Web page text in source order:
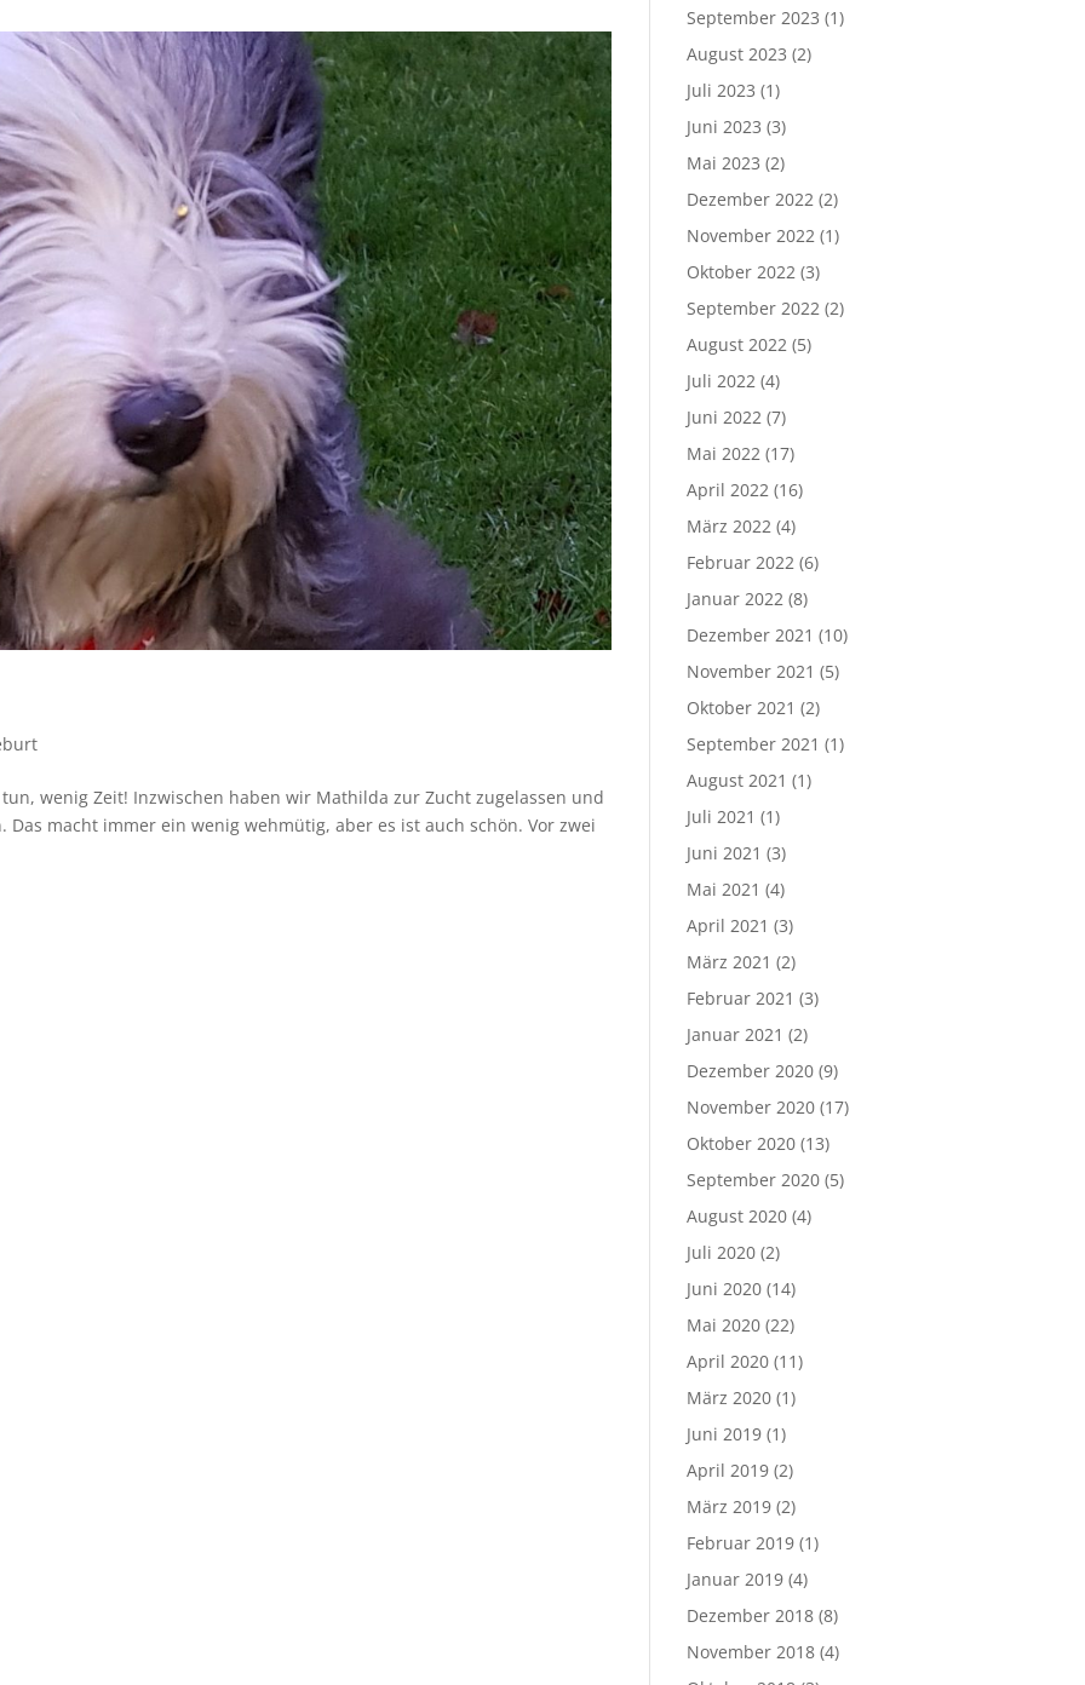
wenig Zeit! Inzwischen haben wir Mathilda zur Zucht zugelassen und
macht immer ein wenig wehmütig, aber es ist auch schön. Vor zwei
September 2023 (1)
August 2023 (2)
Juli 2023 (1)
Juni 2023 (3)
Mai 2023 (2)
Dezember 2022 (2)
November 2022 (1)
Oktober 2022 (3)
September 2022 (2)
August 2022 (5)
Juli 2022 (4)
Juni 2022 (7)
Mai 2022 (17)
April 2022 (16)
März 2022 (4)
Februar 2022 (6)
Januar 2022 (8)
Dezember 2021 (10)
November 2021 (5)
Oktober 2021 (2)
September 2021 (1)
August 2021 (1)
Juli 2021 (1)
Juni 2021 (3)
Mai 2021 (4)
April 2021 (3)
März 2021 (2)
Februar 2021 (3)
Januar 2021 (2)
Dezember 2020 (9)
November 2020 (17)
Oktober 2020 (13)
September 2020 (5)
August 2020 (4)
Juli 2020 (2)
Juni 2020 (14)
Mai 2020 (22)
April 2020 (11)
März 2020 (1)
Juni 2019 (1)
April 2019 (2)
März 2019 (2)
Februar 2019 (1)
Januar 2019 (4)
Dezember 2018 (8)
November 2018 (4)